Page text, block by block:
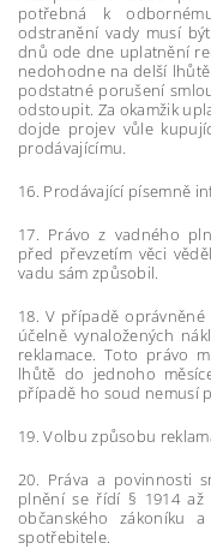
potřebná k
odstranění vady musí
dnů ode dne uplatnění
nedohodne na delší
podstatné porušení
odstoupit. Za okamžik
dojde projev vůle
prodávajícímu.
16. Prodávající písemně
17. Právo z vadného
před převzetím věci
vadu sám způsobil.
18. V případě
účelně vynaložených
reklamace. Toto právo
lhůtě do jednoho
případě ho soud nemusí
19. Volbu způsobu
20. Práva a povinnosti
plnění se řídí § 1914 až
občanského zákoníku
spotřebitele.